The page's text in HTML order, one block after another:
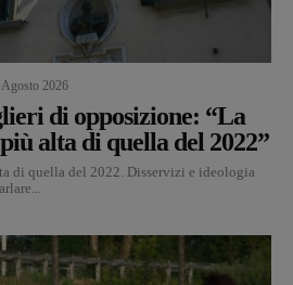
Agosto 2026
di opposizione: “La
alta di quella del 2022”
di quella del 2022. Disservizi e ideologia